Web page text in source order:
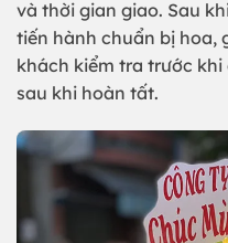
và thời gian giao. Sau
tiến hành chuẩn bị hoa,
khách kiểm tra trước
sau khi hoàn tất.